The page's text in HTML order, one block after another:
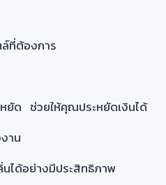
ที่ต้องการ
ยัด ช่วยให้คุณประหยัดเงินได้
าน
ได้อย่างมีประสิทธิภาพ